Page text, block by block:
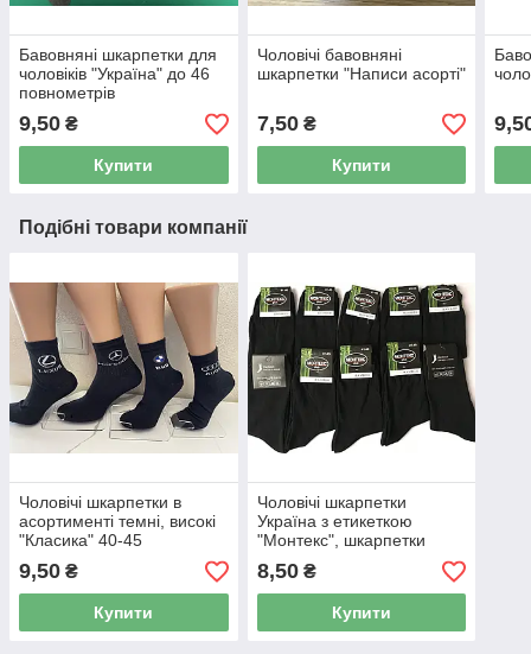
Бавовняні шкарпетки для
чоловіків "Україна" до 46
повнометрів
9,50 ₴
Купити
Чоловічі бавовняні
шкарпетки "Написи асорті"
7,50₴
Купити
Подібні товари компанії
Чоловічі шкарпетки в
асортименті темні, високі
"Класика" 40-45
9,50 ₴
Купити
Чоловічі шкарпетки
Україна з етикеткою
"Монтекс", шкарпетки
8,50₴
Купити